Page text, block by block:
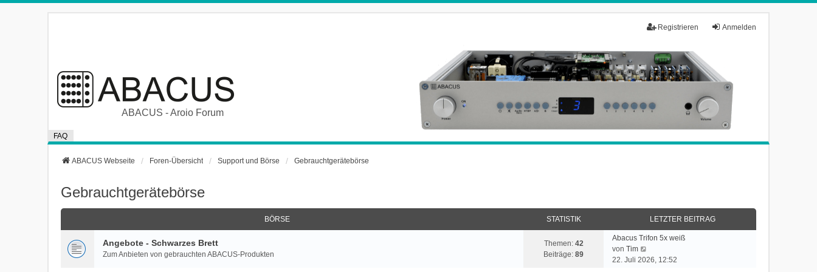
Anmelden
Registrieren
ABACUS - Aroio Forum
FAQ
ABACUS Webseite Foren-Übersicht Support und Börse Gebrauchtgerätebörse
Gebrauchtgerätebörse
BÖRSE STATISTIK LETZTER BEITRAG
Angebote - Schwarzes Brett
Zum Anbieten von gebrauchten ABACUS-Produkten
Themen: 42
Beiträge:89
Abacus Trifon 5x weiß
vonTim
e
22. Juli 2026, 12:52